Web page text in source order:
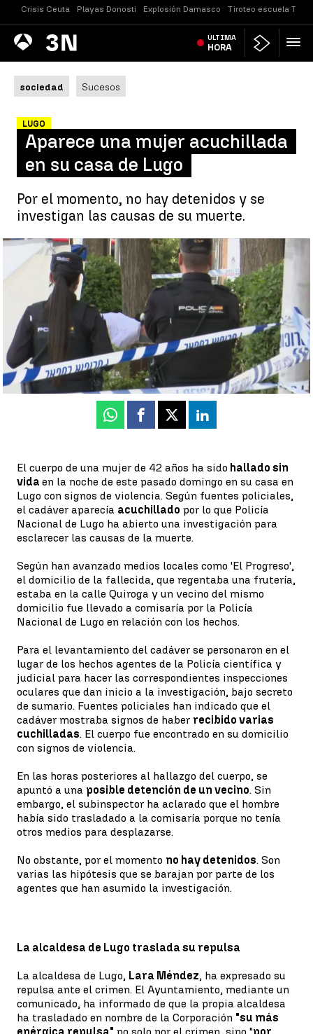
Crisis Ceuta Playas Donosti Explosión Damasco Tiroteo escuela
Antena
3 Noticias ÚLTIMA
HORA
sociedad Sucesos
LUGO
Aparece una mujer acuchillada
en su casa de Lugo
Por el momento, no hay detenidos y se
investigan las causas de su muerte.
Aparece una mujer acuchillada en su casa de Lugo |
antena3noticias.com
Antena 3 Noticias
Actualizado:28 de noviembre de 2022, 15:52
Publicado:
28 de noviembre de 2022, 08:52
Whatsapp
Facebook
X Linkedin
El cuerpo de una mujer de 42 años ha sido hallado sin
vida en la noche de este pasado domingo en su casa en
Lugo con signos de violencia. Según fuentes policiales,
el cadáver aparecía acuchillado por lo que Policía
Nacional de Lugo ha abierto una investigación para
esclarecer las causas de la muerte.
Según han avanzado medios locales como 'El Progreso',
el domicilio de la fallecida, que regentaba una frutería,
estaba en la calle Quiroga y un vecino del mismo
domicilio fue llevado a comisaría por la Policía
Nacional de Lugo en relación con los hechos.
Para el levantamiento del cadáver se personaron en el
lugar de los hechos agentes de la Policía científica y
judicial para hacer las correspondientes inspecciones
oculares que dan inicio a la investigación, bajo secreto
de sumario. Fuentes policiales han indicado que el
cadáver mostraba signos de haber recibido varias
cuchilladas. El cuerpo fue encontrado en su domicilio
con signos de violencia.
En las horas posteriores al hallazgo del cuerpo, se
apuntó a una posible detención de un vecino. Sin
embargo, el subinspector ha aclarado que el hombre
había sido trasladado a la comisaría porque no tenía
otros medios para desplazarse.
No obstante, por el momento no hay detenidos. Son
varias las hipótesis que se barajan por parte de los
agentes que han asumido la investigación.
La alcaldesa de Lugo traslada su repulsa
La alcaldesa de Lugo, Lara Méndez, ha expresado su
repulsa ante el crimen. El Ayuntamiento, mediante un
comunicado, ha informado de que la propia alcaldesa
ha trasladado en nombre de la Corporación "su más